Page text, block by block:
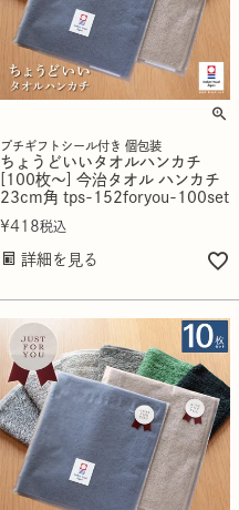
プチギフトシール付き 個包装
ちょうどいいタオルハンカチ
[100枚～] 今治タオル ハンカチ
23cm角 tps-152foryou-100set
¥418税込
詳細を見る